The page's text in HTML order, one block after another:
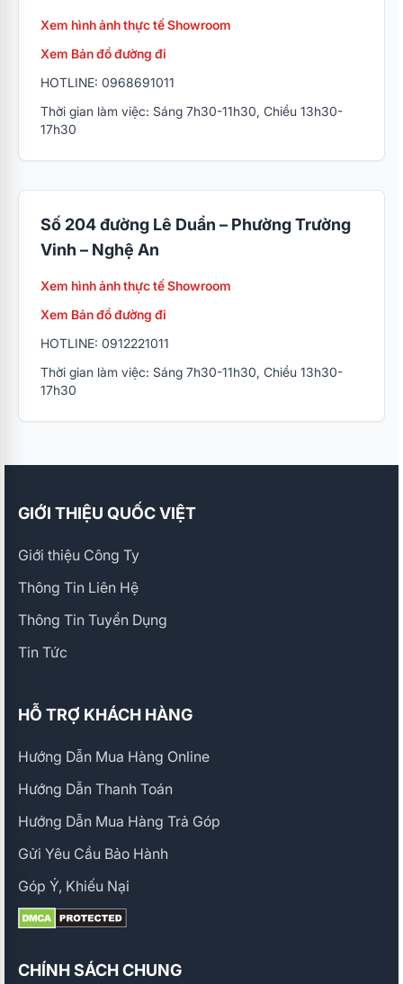
Xem hình ảnh thực tế Showroom
Xem Bản đồ đường đi
HOTLINE: 0968691011
Thời gian làm việc: Sáng 7h30-11h30, Chiều 13h30-
17h30
Số 204 đường Lê Duẩn – Phường Trường
Vinh – Nghệ An
Xem hình ảnh thực tế Showroom
Xem Bản đồ đường đi
HOTLINE: 0912221011
Thời gian làm việc: Sáng 7h30-11h30, Chiều 13h30-
17h30
GIỚI THIỆU QUỐC VIỆT
Giới thiệu Công Ty
Thông Tin Liên Hệ
Thông Tin Tuyển Dụng
Tin Tức
HỖ TRỢ KHÁCH HÀNG
Hướng Dẫn Mua Hàng Online
Hướng Dẫn Thanh Toán
Hướng Dẫn Mua Hàng Trả Góp
Gửi Yêu Cầu Bảo Hành
Góp Ý, Khiếu Nại
CHÍNH SÁCH CHUNG